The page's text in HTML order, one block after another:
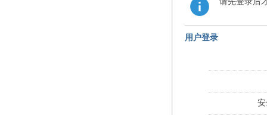
用户登录